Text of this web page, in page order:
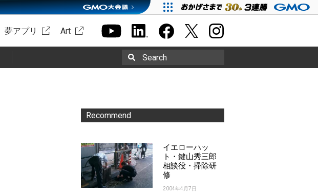
夢アプリ Art
Search
Recommend
イエローハッ
ト・鍵山秀三郎
相談役・掃除研
修
2004年4月7日